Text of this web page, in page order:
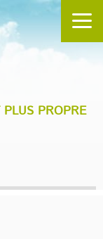
PLUS PROPRE